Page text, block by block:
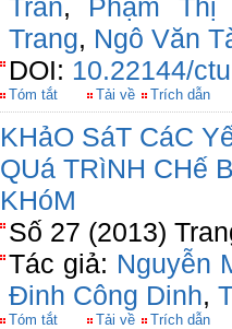
Trân, Phạm Thị
Trang, Ngô Văn
DOI: 10.22144/
Tóm tắt Tải về Trích dẫn
KHảO SáT CáC
QUá TRìNH CHế
KHóM
Số 27 (2013)
Tác giả: Nguyễn
Đinh Công Dinh,
Tóm tắt Tải về Trích dẫn